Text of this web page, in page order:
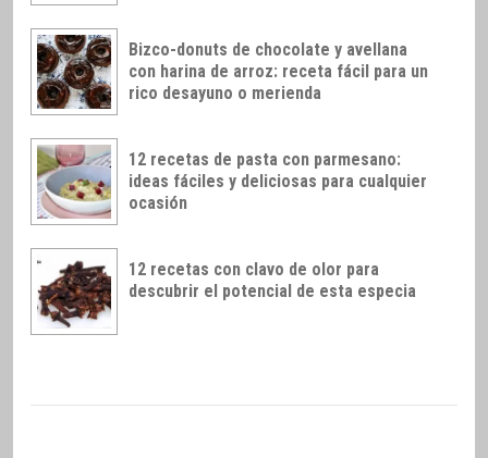
Bizco-donuts de chocolate y avellana
con harina de arroz: receta fácil para un
rico desayuno o merienda
12 recetas de pasta con parmesano:
ideas fáciles y deliciosas para cualquier
ocasión
12 recetas con clavo de olor para
descubrir el potencial de esta especia